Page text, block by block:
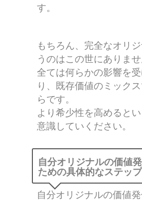
す。
もちろん、完全なオリ
うのはこの世にありませ
全ては何らかの影響を
り、既存価値のミック
らです。
より希少性を高めると
意識していください。
自分オリジナルの価値
ための具体的なステップ
自分オリジナルの価値